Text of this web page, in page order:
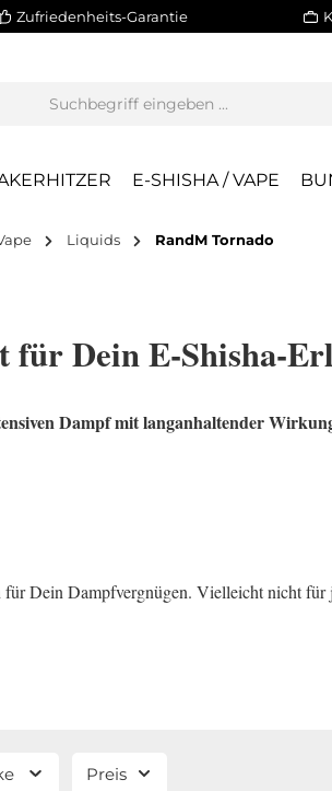
Zufriedenheits-Garantie
E-SHISHA / VAPE
Liquids RandM Tornado
für Dein E-Shisha-
Dampf mit langanhaltender
Dein Dampfvergnügen. Vielleicht nicht
Preis